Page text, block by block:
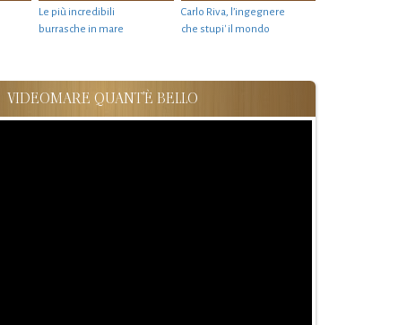
Le più incredibili
burrasche in mare
Carlo Riva, l’ingegnere
che stupi' il mondo
VIDEOMARE QUANT'È BELLO